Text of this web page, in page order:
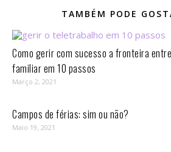
TAMBÉM PODE
Como gerir com sucesso a fronteira
familiar em 10 passos⁣
Março 2, 2021
Campos de férias: sim ou não?
Maio 19, 2021